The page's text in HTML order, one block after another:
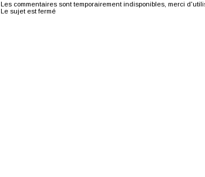
Les commentaires sont temporairement indisponibles, merci
Le sujet est fermé